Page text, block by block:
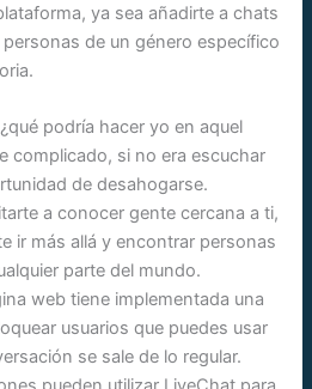
ya sea añadirte a chats
de un género específico
podría hacer yo en aquel
complicado, si no era escuchar
de desahogarse.
a conocer gente cercana a ti,
ir más allá y encontrar personas
parte del mundo.
web tiene implementada una
usuarios que puedes usar
se sale de lo regular.